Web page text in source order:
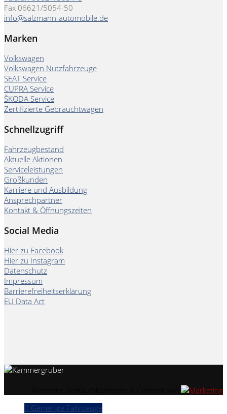
Fax 06621/5054-50
info@salzmann-automobile.de
Marken
Volkswagen
Volkswagen Nutzfahrzeuge
SEAT Service
CUPRA Service
ŠKODA Service
Zertifizierte Gebrauchtwagen
Schnellzugriff
Fahrzeugbestand
Aktuelle Aktionen
Serviceleistungen
Großkunden
Karriere und Ausbildung
Ansprechpartner
Kontakt & Öffnungszeiten
Social Media
Hier zu Facebook
Hier zu Instagram
Datenschutz
Impressum
Barrierefreiheitserklärung
EU Data Act
0 Gemerkte Fahrzeuge